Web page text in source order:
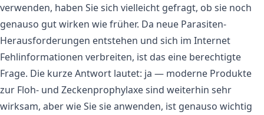
verwenden, haben Sie sich vielleicht gefragt, ob sie noch
genauso gut wirken wie früher. Da neue Parasiten-
Herausforderungen entstehen und sich im Internet
Fehlinformationen verbreiten, ist das eine berechtigte
Frage. Die kurze Antwort lautet: ja — moderne Produkte
zur Floh- und Zeckenprophylaxe sind weiterhin sehr
wirksam, aber wie Sie sie anwenden, ist genauso wichtig